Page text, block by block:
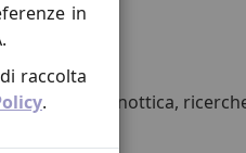
visione sinottica,
in
raccolta
.